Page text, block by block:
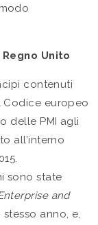
Unito
contenuti
Codice europeo
delle PMI agli
all’interno
sono state
and
anno, e,